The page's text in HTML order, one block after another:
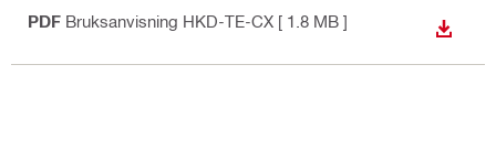
PDF Bruksanvisning HKD-TE-CX [ 1.8 MB ]
LADDA